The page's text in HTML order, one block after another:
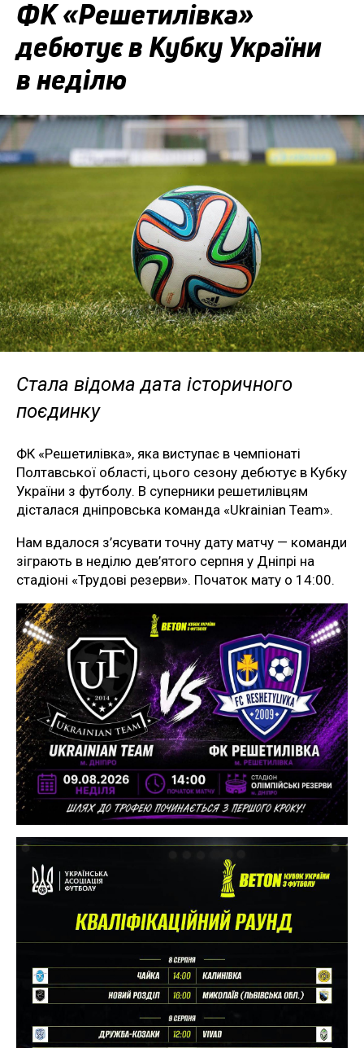
ФК «Решетилівка»
дебютує в Кубку України
в неділю
Стала відома дата історичного
поєдинку
ФК «Решетилівка», яка виступає в чемпіонаті
Полтавської області, цього сезону дебютує в Кубку
України з футболу. В суперники решетилівцям
дісталася дніпровська команда «Ukrainian Team».
Нам вдалося з’ясувати точну дату матчу — команди
зіграють в неділю дев’ятого серпня у Дніпрі на
стадіоні «Трудові резерви». Початок мату о 14:00.